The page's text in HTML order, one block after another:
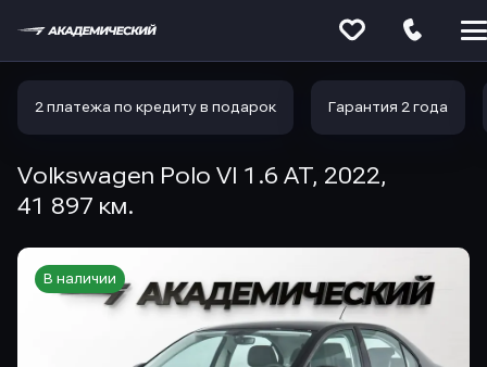
2 платежа по кредиту в подарок Гарантия 2 года
Volkswagen Polo VI 1.6 AT, 2022,
41 897 км.
В наличии